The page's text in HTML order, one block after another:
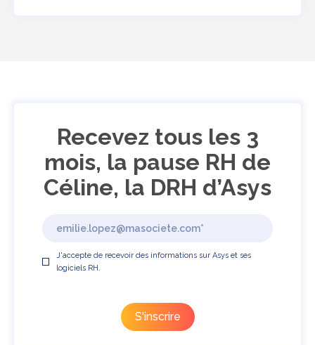
Recevez tous les 3
mois, la pause RH de
Céline, la DRH d’Asys
J'accepte de recevoir des informations sur Asys et ses
logiciels RH.